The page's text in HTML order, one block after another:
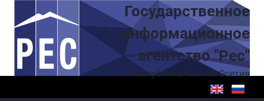
Перейти к основному содержаниюГосударственное
информационное
агентство "Рес"
Республика Южная Осетия